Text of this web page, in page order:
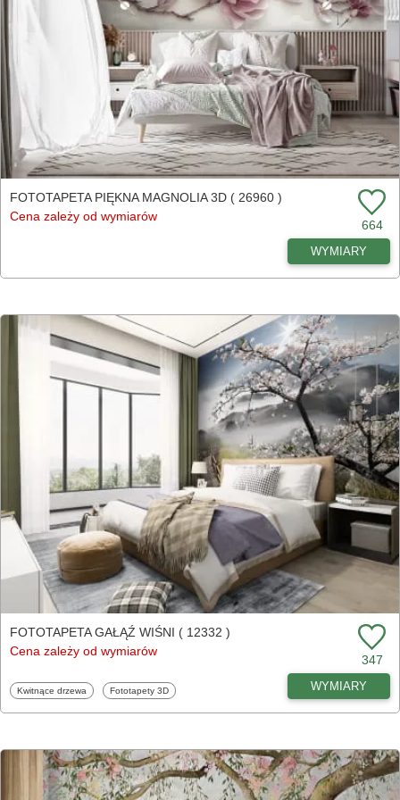
FOTOTAPETA PIĘKNA MAGNOLIA 3D ( 26960 )
Cena zależy od wymiarów
664
WYMIARY
FOTOTAPETA GAŁĄŹ WIŚNI ( 12332 )
Cena zależy od wymiarów
347
Fototapety
Kwitnące drzewa Fototapety
Fototapety 3D WYMIARY